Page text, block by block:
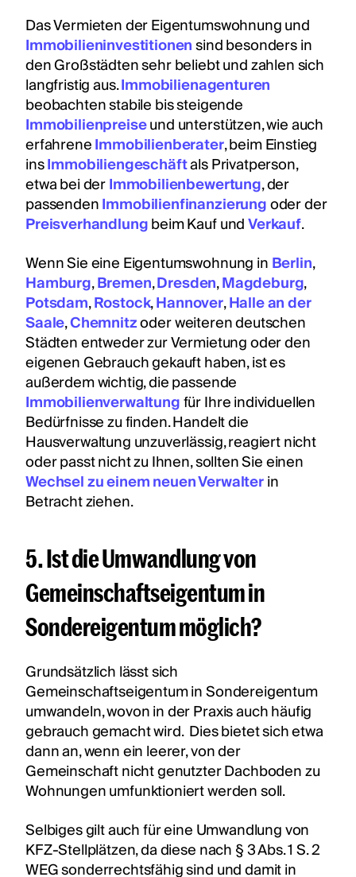
Das Vermieten der Eigentumswohnung und
Immobilieninvestitionensind besonders in
den Großstädten sehr beliebt und zahlen sich
langfristig aus.Immobilienagenturen
beobachten stabile bis steigende
Immobilienpreiseund unterstützen, wie auch
erfahreneImmobilienberater, beim Einstieg
insImmobiliengeschäftals Privatperson,
etwa bei derImmobilienbewertung, der
passendenImmobilienfinanzierungoder der
Preisverhandlungbeim Kauf undVerkauf.
Wenn Sie eine Eigentumswohnung inBerlin,
Hamburg,Bremen,Dresden,Magdeburg,
Potsdam,Rostock,Hannover,Halle an der
Saale,Chemnitzoder weiteren deutschen
Städten entweder zur Vermietung oder den
eigenen Gebrauch gekauft haben, ist es
außerdem wichtig, die passende
Immobilienverwaltungfür Ihre individuellen
Bedürfnisse zu finden. Handelt die
Hausverwaltung unzuverlässig, reagiert nicht
oder passt nicht zu Ihnen, sollten Sie einen
Wechsel zu einem neuen Verwalterin
Betracht ziehen.
5. Ist die Umwandlung von
Gemeinschaftseigentum in
Sondereigentum möglich?
Grundsätzlich lässt sich
Gemeinschaftseigentum in Sondereigentum
umwandeln, wovon in der Praxis auch häufig
gebrauch gemacht wird. Dies bietet sich etwa
dann an, wenn ein leerer, von der
Gemeinschaft nicht genutzter Dachboden zu
Wohnungen umfunktioniert werden soll.
Selbiges gilt auch für eine Umwandlung von
KFZ-Stellplätzen, da diese nach § 3 Abs. 1 S. 2
WEG sonderrechtsfähig sind und damit in